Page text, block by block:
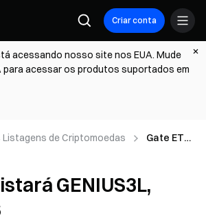
Criar conta
acessando nosso site nos EUA. Mude
para acessar os produtos suportados em
Listagens de Criptomoedas
Gate ETF
GENIUS3L,